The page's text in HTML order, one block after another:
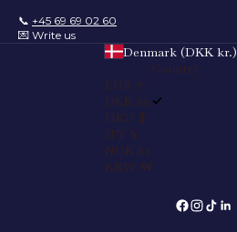
📞 +45 69 69 02 60
💌 Write us
Denmark (DKK kr.)
Country
EUR €
DKK kr.
HKD $
JPY ¥
NOK kr
KRW ₩